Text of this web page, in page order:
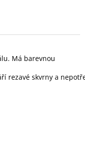
. Má barevnou
rezavé skvrny a